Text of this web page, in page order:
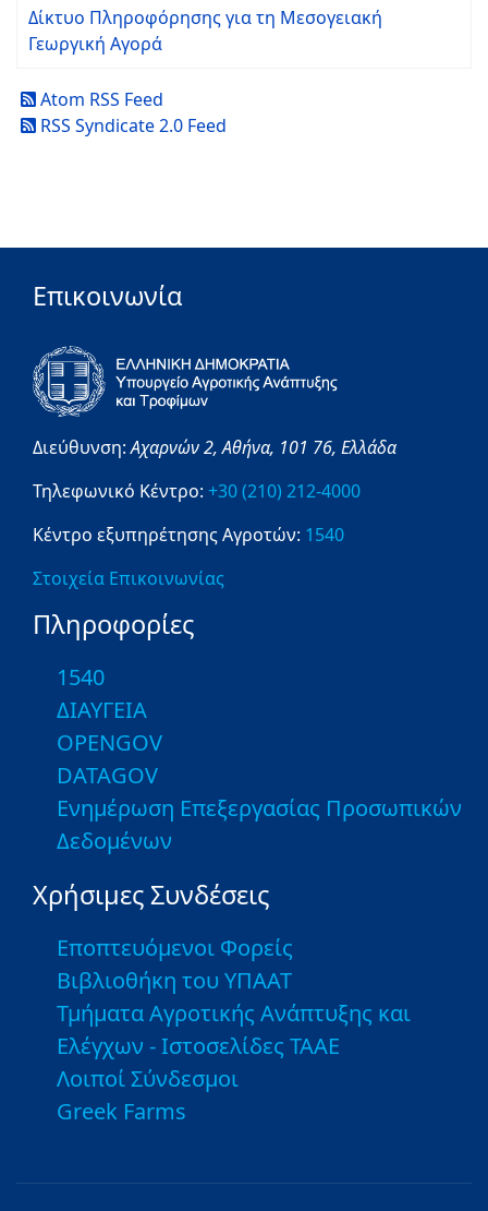
Δίκτυο Πληροφόρησης για τη Μεσογειακή
Γεωργική Αγορά
Atom RSS Feed
RSS Syndicate 2.0 Feed
Επικοινωνία
Διεύθυνση:Αχαρνών 2,Αθήνα, 101 76, Ελλάδα
Τηλεφωνικό Κέντρο: +30 (210) 212-4000
Κέντρο εξυπηρέτησης Αγροτών: 1540
Στοιχεία Επικοινωνίας
Πληροφορίες
1540
ΔΙΑΥΓΕΙΑ
OPENGOV
DATAGOV
Ενημέρωση Επεξεργασίας Προσωπικών
Δεδομένων
Χρήσιμες Συνδέσεις
Εποπτευόμενοι Φορείς
Βιβλιοθήκη του ΥΠΑΑΤ
Τμήματα Αγροτικής Ανάπτυξης και
Ελέγχων - Ιστοσελίδες ΤΑΑΕ
Λοιποί Σύνδεσμοι
Greek Farms